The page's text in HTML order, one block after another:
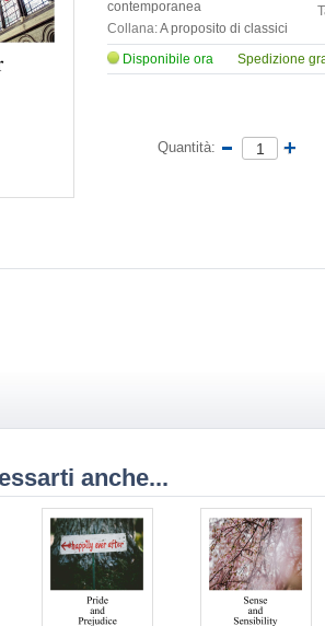
contemporanea
Collana:A proposito di classici
Spedizione
Disponibile ora
Quantità:
anche...